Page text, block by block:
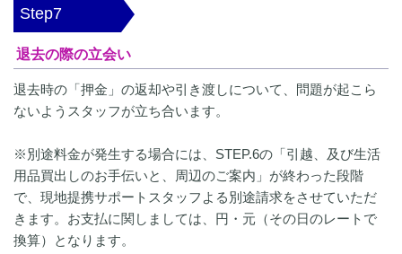
Step7
退去の際の立会い
退去時の「押金」の返却や引き渡しについて、問題が起こら
ないようスタッフが立ち合います。
※別途料金が発生する場合には、STEP.6の「引越、及び生活
用品買出しのお手伝いと、周辺のご案内」が終わった段階
で、現地提携サポートスタッフよる別途請求をさせていただ
きます。お支払に関しましては、円・元（その日のレートで
換算）となります。